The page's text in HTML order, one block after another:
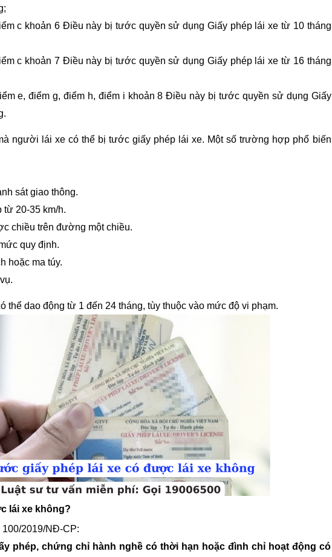
c khoản 6 Điều này bị tước quyền sử dụng Giấy phép lái xe từ 10 tháng
c khoản 7 Điều này bị tước quyền sử dụng Giấy phép lái xe từ 16 tháng
e, điểm g, điểm h, điểm i khoản 8 Điều này bị tước quyền sử dụng Giấy
người lái xe có thể bị tước giấy phép lái xe. Một số trường hợp phổ biến
sát giao thông.
từ 20-35 km/h.
chiều trên đường một chiều.
quy định.
hoặc ma túy.
thể dao động từ 1 đến 24 tháng, tùy thuộc vào mức độ vi phạm.
lái xe không?
2019/NĐ-CP:
phép, chứng chỉ hành nghề có thời hạn hoặc đình chỉ hoạt động có